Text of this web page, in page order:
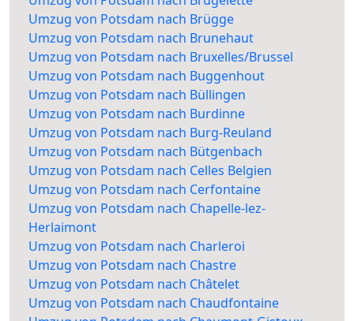
Umzug von Potsdam nach Brügge
Umzug von Potsdam nach Brunehaut
Umzug von Potsdam nach Bruxelles/Brussel
Umzug von Potsdam nach Buggenhout
Umzug von Potsdam nach Büllingen
Umzug von Potsdam nach Burdinne
Umzug von Potsdam nach Burg-Reuland
Umzug von Potsdam nach Bütgenbach
Umzug von Potsdam nach Celles Belgien
Umzug von Potsdam nach Cerfontaine
Umzug von Potsdam nach Chapelle-lez-
Herlaimont
Umzug von Potsdam nach Charleroi
Umzug von Potsdam nach Chastre
Umzug von Potsdam nach Châtelet
Umzug von Potsdam nach Chaudfontaine